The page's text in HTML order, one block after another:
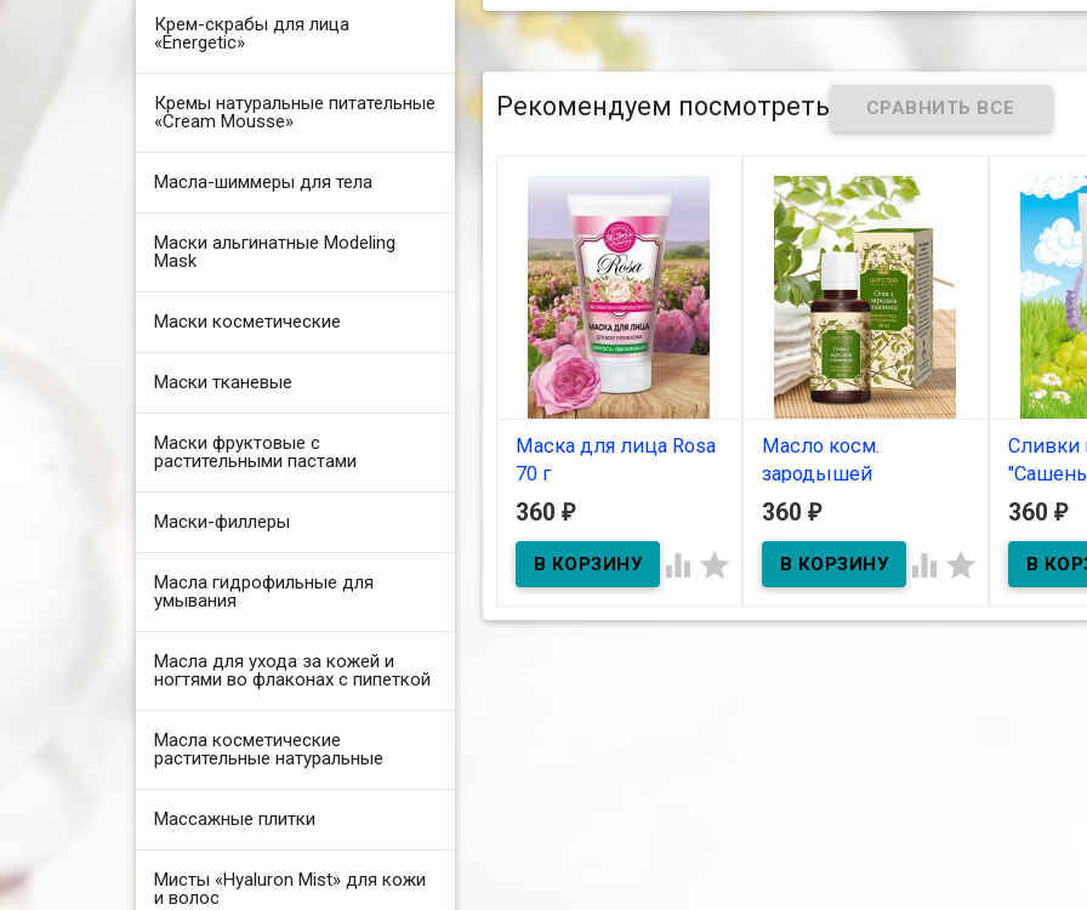
Крем-скрабы для лица
«Energetic»
Кремы натуральные питательные
«Cream Mousse»
Масла-шиммеры для тела
Маски альгинатные Modeling
Mask
Маски косметические
Маски тканевые
Маски фруктовые с
растительными пастами
Маски-филлеры
Масла гидрофильные для
умывания
Масла для ухода за кожей и
ногтями во флаконах с пипеткой
Масла косметические
растительные натуральные
Массажные плитки
Мисты «Hyaluron Mist» для кожи
и волос
чувствительной и
проблемной кожи 10гр
лифтинга, для всех типов
Рекомендуем посмотреть
Маска для лица Rosa
70 г
В наличии
360 ₽
 
Масло косм.
зародышей
пшеницы 30мл
В наличии
Масло косм. зародышей
360 ₽
 
Сливки
В
Сливки
360 ₽